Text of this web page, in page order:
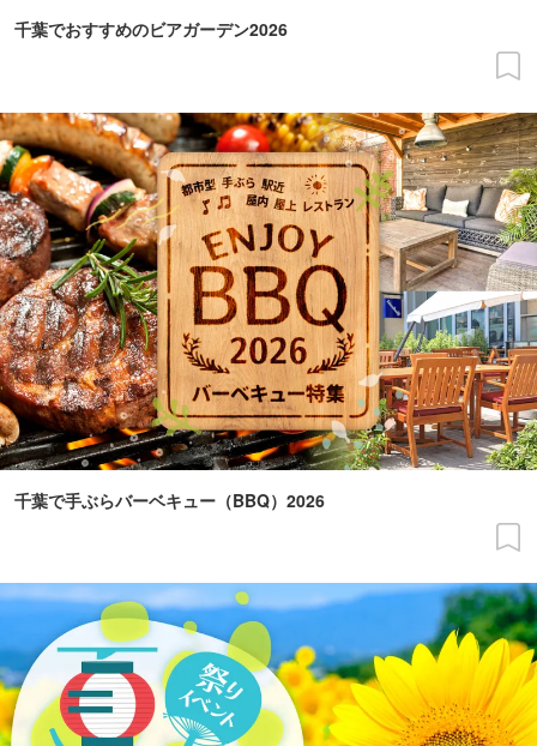
千葉でおすすめのビアガーデン2026
千葉で手ぶらバーベキュー（BBQ）2026